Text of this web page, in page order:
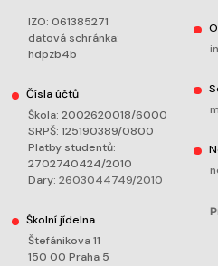
IZO: 061385271
datová schránka:
hdpzb4b
Čísla účtů
Škola: 2002620018/6000
SRPŠ: 125190389/0800
Platby studentů:
2702740424/2010
Dary: 2603044749/2010
Školní jídelna
Štefánikova 11
150 00 Praha 5